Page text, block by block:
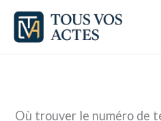
Aller
contenu
Où trouver le numéro de